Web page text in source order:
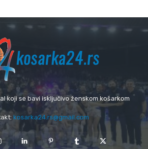
koji se bavi isključivo ženskom košarkom
kosarka24.rs@gmail.com